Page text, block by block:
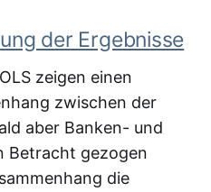
der Ergebnisse
zeigen einen
zwischen der
aber Banken- und
Betracht gezogen
die